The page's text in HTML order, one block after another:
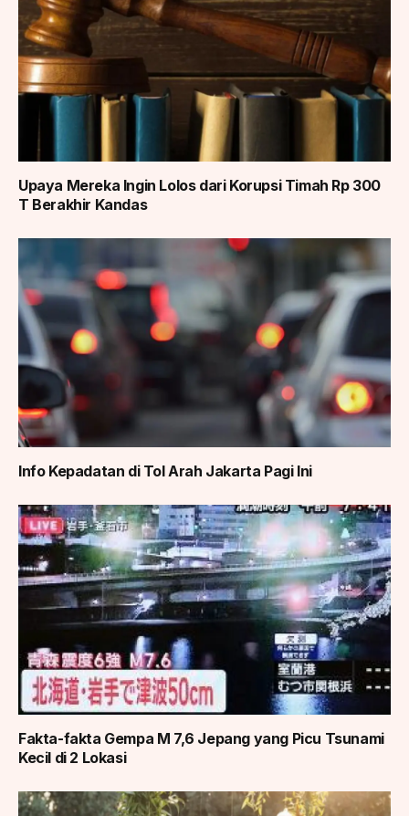
Upaya Mereka Ingin Lolos dari Korupsi Timah Rp 300
T Berakhir Kandas
Info Kepadatan di Tol Arah Jakarta Pagi Ini
Fakta-fakta Gempa M 7,6 Jepang yang Picu Tsunami
Kecil di 2 Lokasi